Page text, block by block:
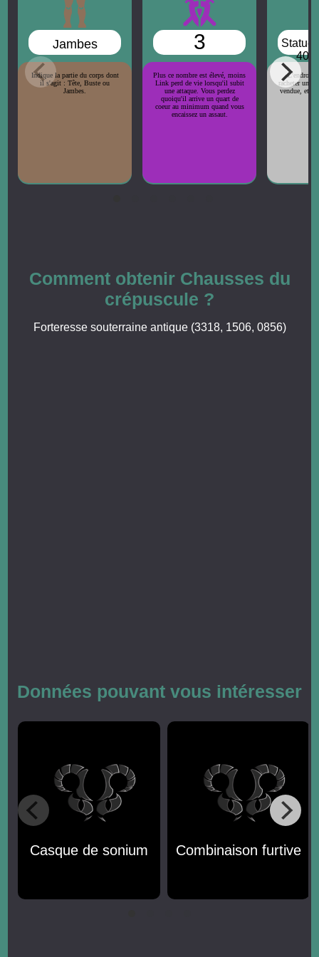
Jambes
Indique la partie du corps dont
il s'agit : Tête, Buste ou
Jambes.
3
Plus ce nombre est élevé, moins
Link perd de vie lorsqu'il subit
une attaque. Vous perdez
quoiqu'il arrive un quart de
coeur au minimum quand vous
encaissez un assaut.
Statue
400
L'endroit
racheter une
vendue, et
Comment obtenir Chausses du
crépuscule ?
Forteresse souterraine antique (3318, 1506, 0856)
Données pouvant vous intéresser
Casque de sonium Combinaison furtive